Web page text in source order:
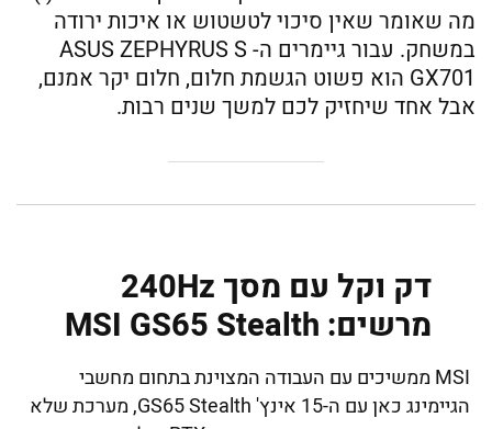
מה שאומר שאין סיכוי לטשטוש או איכות ירודה
במשחק. עבור גיימרים ה- ASUS ZEPHYRUS S
GX701 הוא פשוט הגשמת חלום, חלום יקר אמנם,
אבל אחד שיחזיק לכם למשך שנים רבות.
דק וקל עם מסך 240Hz
מרשים: MSI GS65 Stealth
MSI ממשיכים עם העבודה המצוינת בתחום מחשבי
הגיימינג כאן עם ה-15 אינץ' GS65 Stealth, מערכת שלא